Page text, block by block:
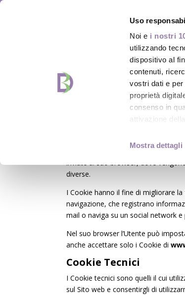
Uso
Noi e i nostri
utilizzando
dispositivo al
contenuti,
vostri dati e
proprietà
consenso in
attivazione
Con il tuo
specifiche
Approfondisci
dettagli. Puoi
cookie.
nonché cookie
la X posta in
continuazione
Mostra dettagli
COOKIE POLICY
I Cookie sono piccoli file di testo di
diverse.
I Cookie hanno il fine di migliorare
navigazione, che registrano
mail o naviga su un social network
Nel suo browser l’Utente può
anche accettare solo i Cookie di
Cookie Tecnici
I Cookie tecnici sono quelli il cui
sul Sito web e consentirgli di